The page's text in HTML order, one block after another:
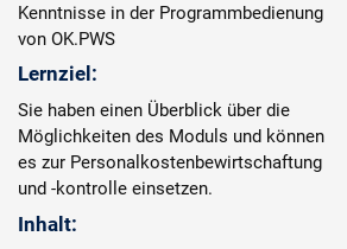
Kenntnisse in der Programmbedienung
von OK.PWS
Lernziel:
Sie haben einen Überblick über die
Möglichkeiten des Moduls und können
es zur Personalkostenbewirtschaftung
und -kontrolle einsetzen.
Inhalt: